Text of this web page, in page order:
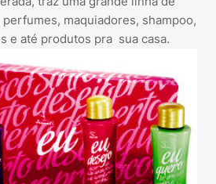
maquiadores, shampoo,
e até produtos pra sua casa.